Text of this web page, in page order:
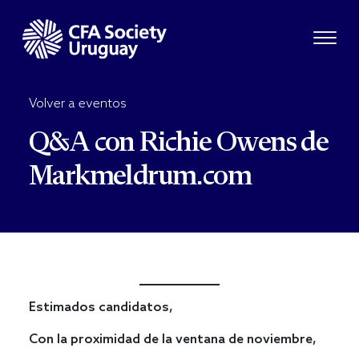
Volver a eventos
Q&A con Richie Owens de
Markmeldrum.com
Estimados candidatos,
Con la proximidad de la ventana de noviembre,